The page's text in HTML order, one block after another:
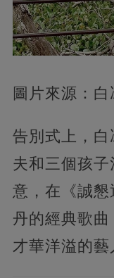
圖片來源：
告別式上，
夫和三個孩
意，在《誠
丹的經典歌
才華洋溢的藝